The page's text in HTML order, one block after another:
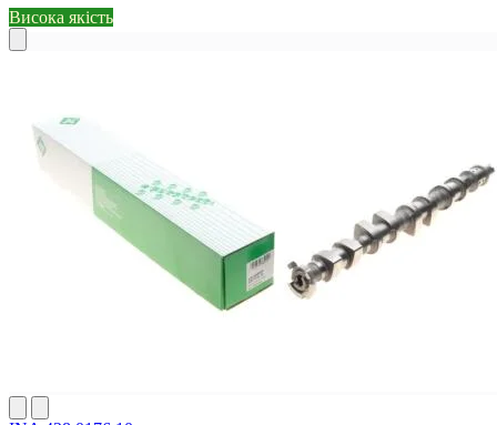
Висока якість